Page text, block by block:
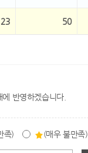
23 50
반영하겠습니다.
족) (매우 불만족)